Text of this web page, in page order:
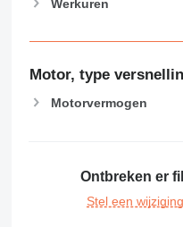
Werkuren
Motor, type
Motorvermogen
Ontbreken er
Stel een